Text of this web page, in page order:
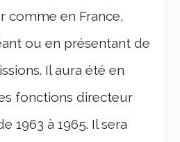
comme en France,
ou en présentant de
Il aura été en
fonctions directeur
1963 à 1965. Il sera